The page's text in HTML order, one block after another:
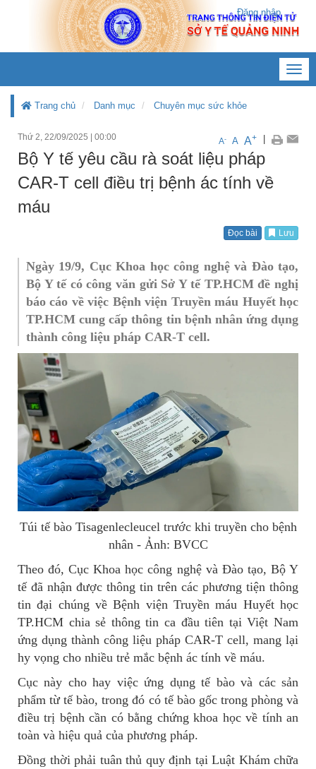
Đăng nhập
Trang chủ Danh mục Chuyên mục sức khỏe
Thứ 2, 22/09/2025 00:00 A- A A+
Bộ Y tế yêu cầu rà soát liệu pháp
CAR-T cell điều trị bệnh ác tính về
máu
Đọc bài Lưu
Ngày 19/9, Cục Khoa học công nghệ và Đào tạo,
Bộ Y tế có công văn gửi Sở Y tế TP.HCM đề nghị
báo cáo về việc Bệnh viện Truyền máu Huyết học
TP.HCM cung cấp thông tin bệnh nhân ứng dụng
thành công liệu pháp CAR-T cell.
Túi tế bào Tisagenlecleucel trước khi truyền cho bệnh
nhân - Ảnh: BVCC
Theo đó, Cục Khoa học công nghệ và Đào tạo, Bộ Y
tế đã nhận được thông tin trên các phương tiện thông
tin đại chúng về Bệnh viện Truyền máu Huyết học
TP.HCM chia sẻ thông tin ca đầu tiên tại Việt Nam
ứng dụng thành công liệu pháp CAR-T cell, mang lại
hy vọng cho nhiều trẻ mắc bệnh ác tính về máu.
Cục này cho hay việc ứng dụng tế bào và các sản
phẩm từ tế bào, trong đó có tế bào gốc trong phòng và
điều trị bệnh cần có bằng chứng khoa học về tính an
toàn và hiệu quả của phương pháp.
Đồng thời phải tuân thủ quy định tại Luật Khám chữa